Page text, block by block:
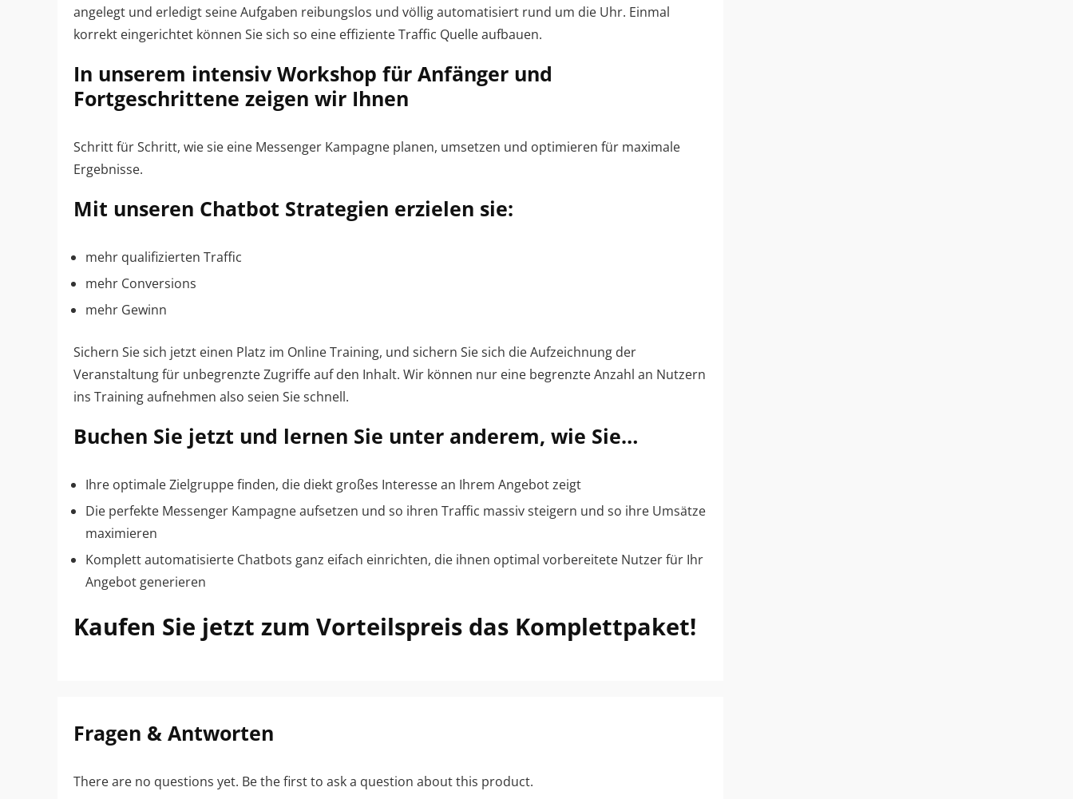
angelegt und erledigt seine Aufgaben reibungslos und völlig automatisiert rund um die Uhr. Einmal
korrekt eingerichtet können Sie sich so eine effiziente Traffic Quelle aufbauen.
In unserem intensiv Workshop für Anfänger und
Fortgeschrittene zeigen wir Ihnen
Schritt für Schritt, wie sie eine Messenger Kampagne planen, umsetzen und optimieren für maximale
Ergebnisse.
Mit unseren Chatbot Strategien erzielen sie:
mehr qualifizierten Traffic
mehr Conversions
mehr Gewinn
Sichern Sie sich jetzt einen Platz im Online Training, und sichern Sie sich die Aufzeichnung der
Veranstaltung für unbegrenzte Zugriffe auf den Inhalt. Wir können nur eine begrenzte Anzahl an Nutzern
ins Training aufnehmen also seien Sie schnell.
Buchen Sie jetzt und lernen Sie unter anderem, wie Sie…
Ihre optimale Zielgruppe finden, die diekt großes Interesse an Ihrem Angebot zeigt
Die perfekte Messenger Kampagne aufsetzen und so ihren Traffic massiv steigern und so ihre Umsätze
maximieren
Komplett automatisierte Chatbots ganz eifach einrichten, die ihnen optimal vorbereitete Nutzer für Ihr
Angebot generieren
Kaufen Sie jetzt zum Vorteilspreis das Komplettpaket!
Fragen & Antworten
There are no questions yet. Be the first to ask a question about this product.